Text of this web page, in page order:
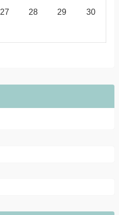
27 28 29 30